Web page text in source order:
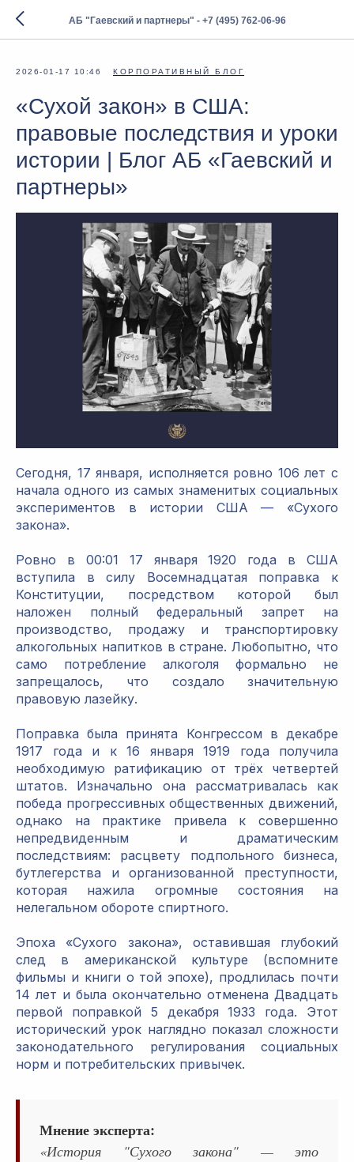
АБ "Гаевский и партнеры" - +7 (495) 762-06-96
2026-01-17 10:46 КОРПОРАТИВНЫЙ БЛОГ
«Сухой закон» в США:
правовые последствия и уроки
истории | Блог АБ «Гаевский и
партнеры»
Сегодня, 17 января, исполняется ровно 106 лет с
начала одного из самых знаменитых социальных
экспериментов в истории США — «Сухого
закона».
Ровно в 00:01 17 января 1920 года в США
вступила в силу Восемнадцатая поправка к
Конституции, посредством которой был
наложен полный федеральный запрет на
производство, продажу и транспортировку
алкогольных напитков в стране. Любопытно, что
само потребление алкоголя формально не
запрещалось, что создало значительную
правовую лазейку.
Поправка была принята Конгрессом в декабре
1917 года и к 16 января 1919 года получила
необходимую ратификацию от трёх четвертей
штатов. Изначально она рассматривалась как
победа прогрессивных общественных движений,
однако на практике привела к совершенно
непредвиденным и драматическим
последствиям: расцвету подпольного бизнеса,
бутлегерства и организованной преступности,
которая нажила огромные состояния на
нелегальном обороте спиртного.
Эпоха «Сухого закона», оставившая глубокий
след в американской культуре (вспомните
фильмы и книги о той эпохе), продлилась почти
14 лет и была окончательно отменена Двадцать
первой поправкой 5 декабря 1933 года. Этот
исторический урок наглядно показал сложности
законодательного регулирования социальных
норм и потребительских привычек.
Мнение эксперта:
«История "Сухого закона" — это